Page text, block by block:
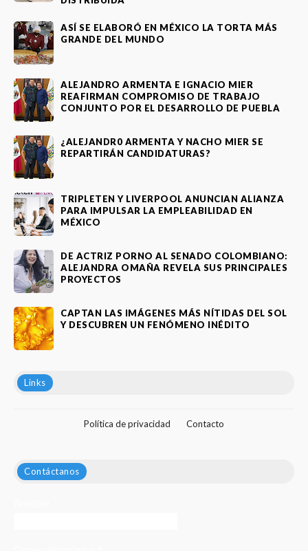
ASÍ SE ELABORÓ EN MÉXICO LA TORTA MÁS
GRANDE DEL MUNDO
ALEJANDRO ARMENTA E IGNACIO MIER
REAFIRMAN COMPROMISO DE TRABAJO
CONJUNTO POR EL DESARROLLO DE PUEBLA
¿ALEJANDR0 ARMENTA Y NACHO MIER SE
REPARTIRÁN CANDIDATURAS?
TRIPLETEN Y LIVERPOOL ANUNCIAN ALIANZA
PARA IMPULSAR LA EMPLEABILIDAD EN
MÉXICO
DE ACTRIZ PORNO AL SENADO COLOMBIANO:
ALEJANDRA OMAÑA REVELA SUS PRINCIPALES
PROYECTOS
CAPTAN LAS IMÁGENES MÁS NÍTIDAS DEL SOL
Y DESCUBREN UN FENÓMENO INÉDITO
Links
Política de privacidad Contacto
Contáctanos